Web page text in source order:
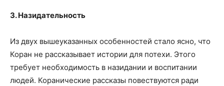
3. Назидательность
Из двух вышеуказанных особенностей стало ясно, что
Коран не рассказывает истории для потехи. Этого
требует необходимость в назидании и воспитании
людей. Коранические рассказы повествуются ради